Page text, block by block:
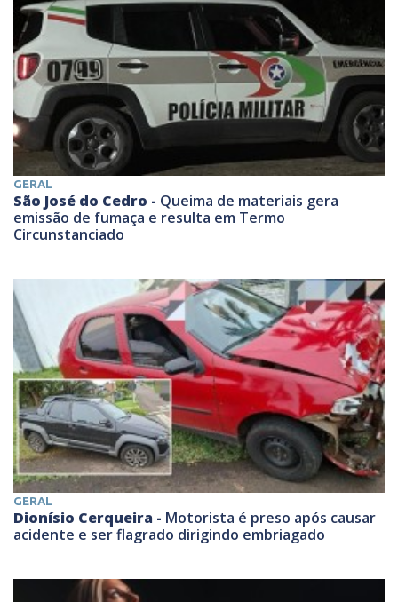
GERAL
São José do Cedro - Queima de materiais gera
emissão de fumaça e resulta em Termo
Circunstanciado
GERAL
Dionísio Cerqueira - Motorista é preso após causar
acidente e ser flagrado dirigindo embriagado